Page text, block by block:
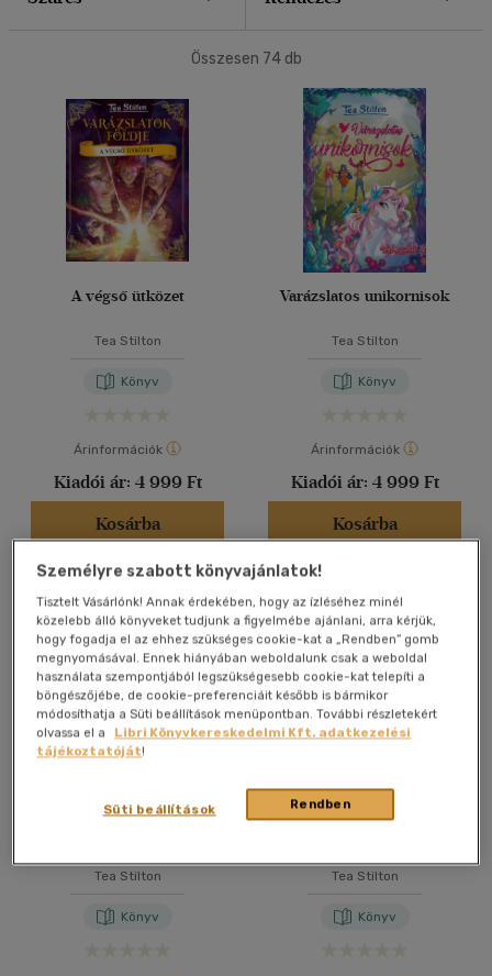
Összesen 74db
A végső ütközet
Tea Stilton
Könyv
Árinformációk
Kiadói ár: 4 999 Ft
Kosárba
Varázslatos unikornisok
Tea Stilton
Könyv
Árinformációk
Kiadói ár: 4 999 Ft
Kosárba
Tea Stilton
Könyv
Tea Stilton
Könyv
Személyre szabott könyvajánlatok!
Tisztelt Vásárlónk! Annak érdekében, hogy az ízléséhez minél
közelebb álló könyveket tudjunk a figyelmébe ajánlani, arra kérjük,
hogy fogadja el az ehhez szükséges cookie-kat a „Rendben” gomb
megnyomásával. Ennek hiányában weboldalunk csak a weboldal
használata szempontjából legszükségesebb cookie-kat telepíti a
böngészőjébe, de cookie-preferenciáit később is bármikor
módosíthatja a Süti beállítások menüpontban. További részletekért
olvassa el a
Libri Könyvkereskedelmi Kft. adatkezelési
tájékoztatóját!
Rendben
Süti beállítások